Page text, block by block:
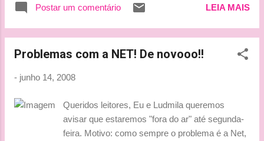
Postar um comentário LEIA MAIS
Problemas com a NET! De novooo!!
- junho 14, 2008
Queridos leitores, Eu e Ludmila queremos
avisar que estaremos "fora do ar" até segunda-
feira. Motivo: como sempre o problema é a Net,